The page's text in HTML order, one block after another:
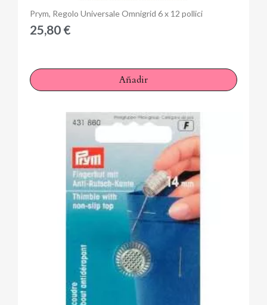
Anteprima
Prym, Regolo Universale Omnigrid 6 x 12 pollici
25,80 €
Añadir